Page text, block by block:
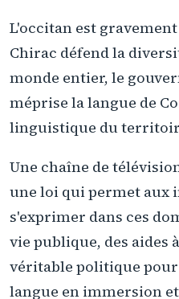
L'occitan est
Chirac défend la
monde entier, le
méprise la langue de
linguistique du
Une chaîne de
une loi qui permet aux
s'exprimer dans ces
vie publique, des aides
véritable politique
langue en immersion